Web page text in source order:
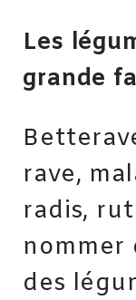
Les
grande
rave,
radis,
nommer
des